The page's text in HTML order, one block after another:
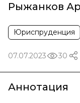
Рыжанков
Юриспруденция
07.07.2023 30
Аннотация